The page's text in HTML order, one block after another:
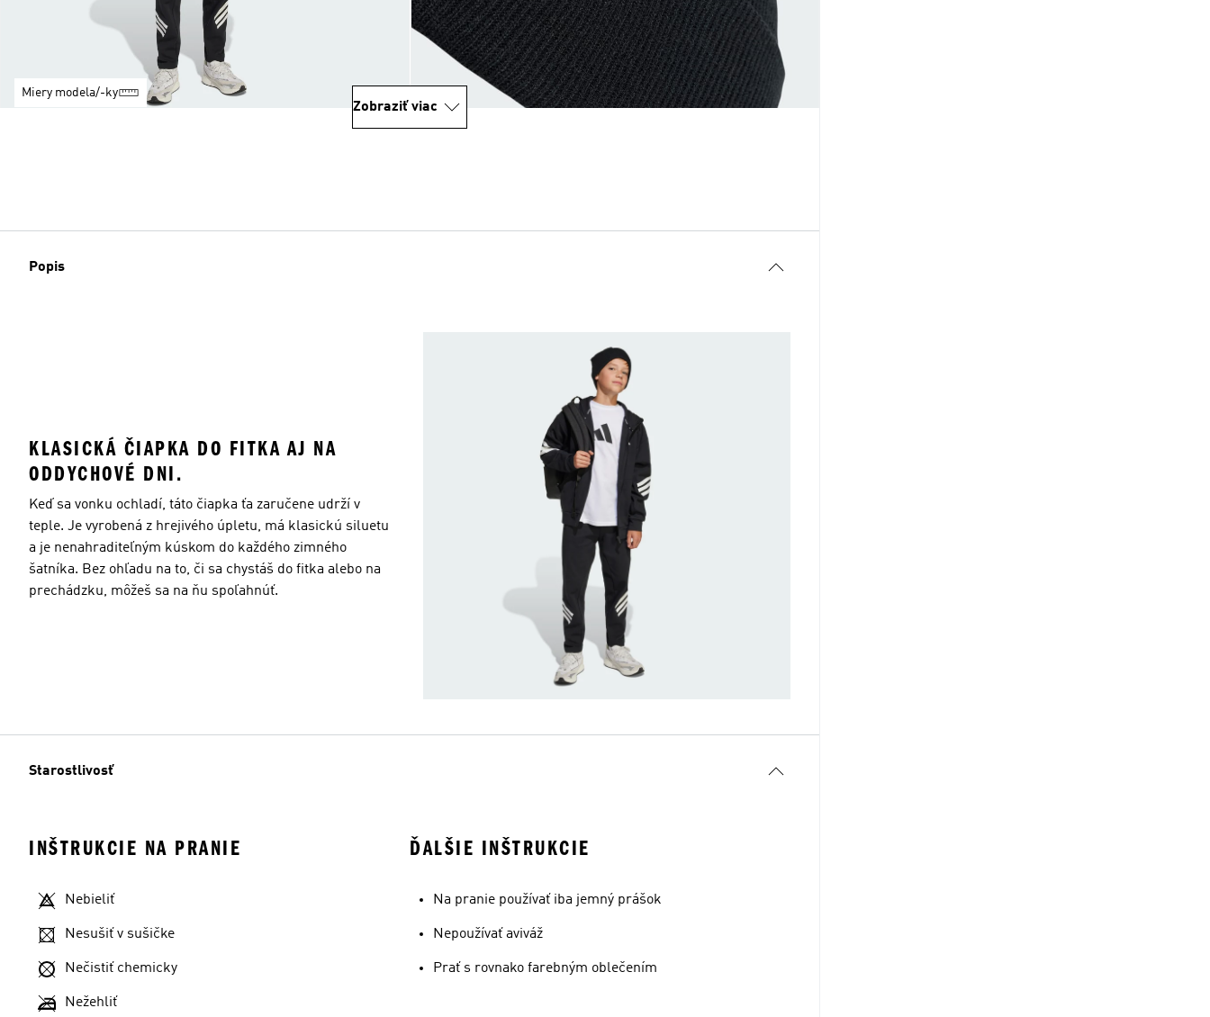
Miery modela/-ky
Zobraziť viac
Popis
KLASICKÁ ČIAPKA DO FITKA AJ NA
ODDYCHOVÉ DNI.
Keď sa vonku ochladí, táto čiapka ťa zaručene udrží v
teple. Je vyrobená z hrejivého úpletu, má klasickú siluetu
a je nenahraditeľným kúskom do každého zimného
šatníka. Bez ohľadu na to, či sa chystáš do fitka alebo na
prechádzku, môžeš sa na ňu spoľahnúť.
Starostlivosť
INŠTRUKCIE NA PRANIE
Nebieliť
Nesušiť v sušičke
Nečistiť chemicky
Nežehliť
ĎALŠIE INŠTRUKCIE
Na pranie používať iba jemný prášok
Nepoužívať aviváž
Prať s rovnako farebným oblečením